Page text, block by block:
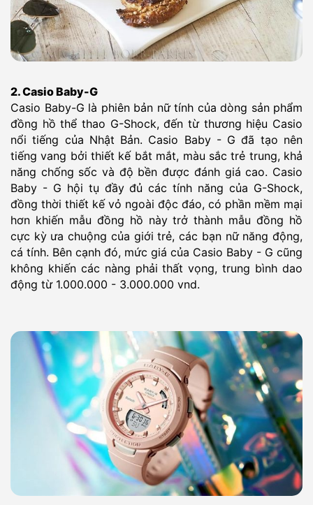
2. Casio Baby-G
Casio Baby-G là phiên bản nữ tính của dòng sản phẩm
đồng hồ thể thao G-Shock, đến từ thương hiệu Casio
nổi tiếng của Nhật Bản. Casio Baby - G đã tạo nên
tiếng vang bởi thiết kế bắt mắt, màu sắc trẻ trung, khả
năng chống sốc và độ bền được đánh giá cao. Casio
Baby - G hội tụ đầy đủ các tính năng của G-Shock,
đồng thời thiết kế vỏ ngoài độc đáo, có phần mềm mại
hơn khiến mẫu đồng hồ này trở thành mẫu đồng hồ
cực kỳ ưa chuộng của giới trẻ, các bạn nữ năng động,
cá tính. Bên cạnh đó, mức giá của Casio Baby - G cũng
không khiến các nàng phải thất vọng, trung bình dao
động từ 1.000.000 - 3.000.000 vnd.